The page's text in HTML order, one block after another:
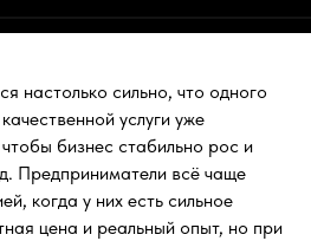
настолько сильно, что одного
услуги уже
бизнес стабильно рос и
Предприниматели всё чаще
когда у них есть сильное
цена и реальный опыт, но при